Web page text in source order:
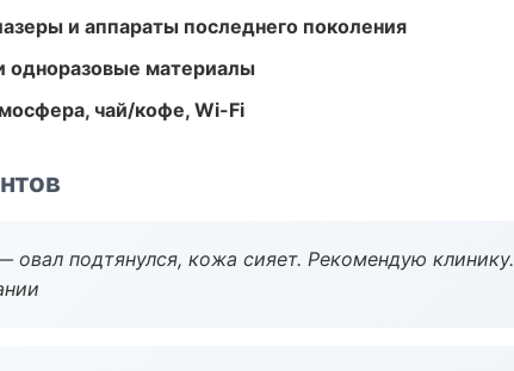
и аппараты последнего поколения
одноразовые материалы
чай/кофе, Wi-Fi
овал подтянулся, кожа сияет. Рекомендую клинику.